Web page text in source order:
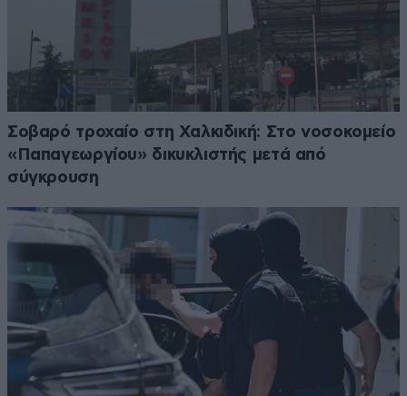
Σοβαρό τροχαίο στη Χαλκιδική: Στο νοσοκομείο
«Παπαγεωργίου» δικυκλιστής μετά από
σύγκρουση